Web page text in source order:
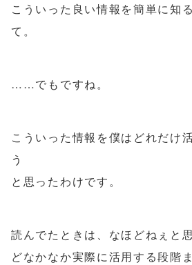
こういった良い情報を簡単に知
て。
……でもですね。
こういった情報を僕はどれだけ
う
と思ったわけです。
読んでたときは、なほどねぇと
どなかなか実際に活用する段階